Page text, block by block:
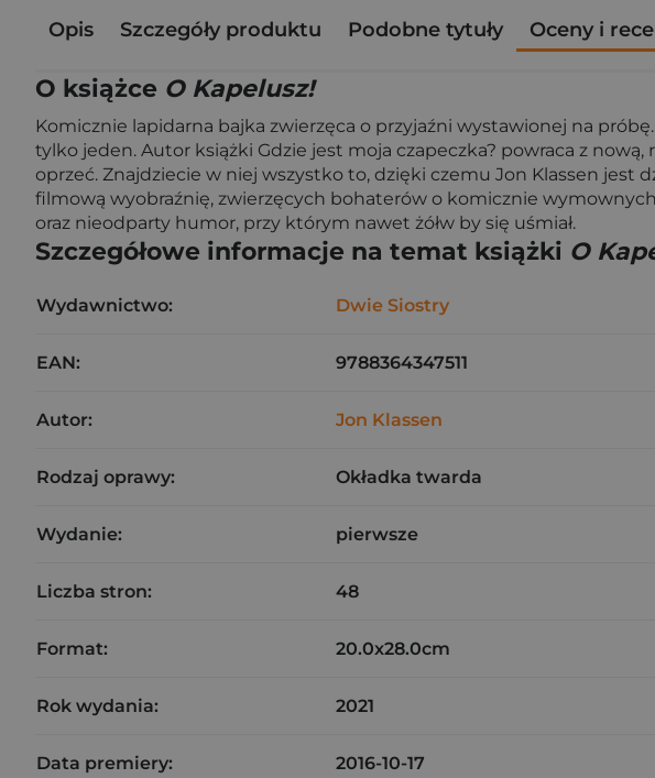
Opis Szczegóły produktu Podobne tytuły Oceny i
O książce O Kapelusz!
Komicznie lapidarna bajka zwierzęca o przyjaźni wystawionej na
tylko jeden. Autor książki Gdzie jest moja czapeczka? powraca z
oprzeć. Znajdziecie w niej wszystko to, dzięki czemu Jon Klassen jest
filmową wyobraźnię, zwierzęcych bohaterów o komicznie
oraz nieodparty humor, przy którym nawet żółw by się uśmiał.
Szczegółowe informacje na temat książki O
Wydawnictwo: Dwie Siostry
EAN: 9788364347511
Autor: Jon Klassen
Rodzaj oprawy: Okładka twarda
Wydanie: pierwsze
Liczba stron: 48
Format: 20.0x28.0cm
Rok wydania: 2021
Data premiery: 2016-10-17